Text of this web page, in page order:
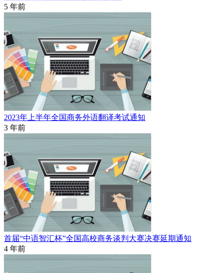
5 年前
2023年上半年全国商务外语翻译考试通知
3 年前
首届“中语智汇杯”全国高校商务谈判大赛决赛延期通知
4 年前